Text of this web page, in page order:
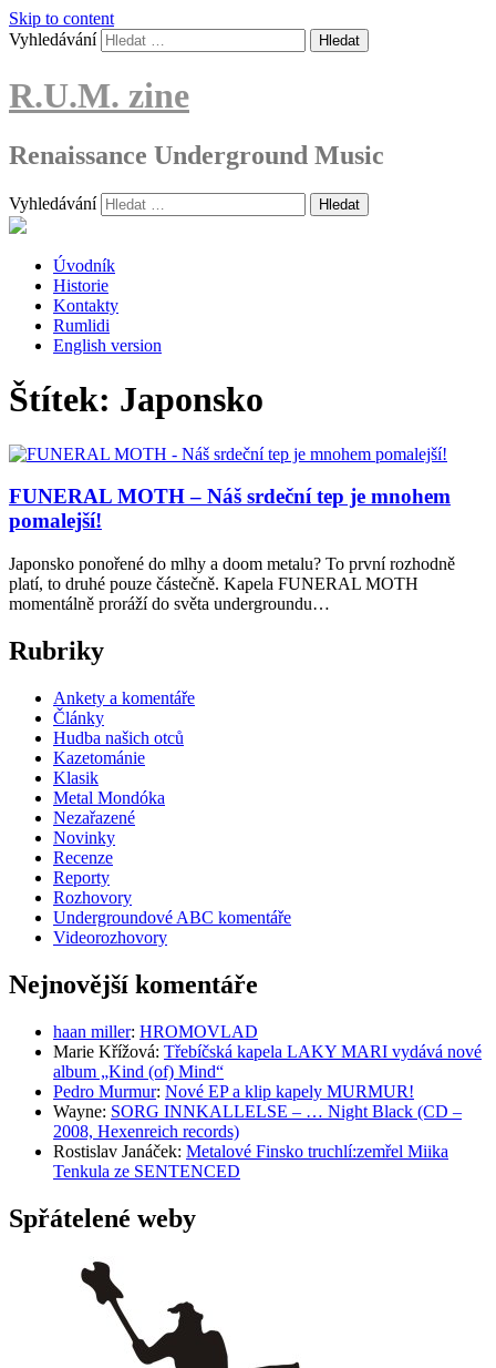
Skip to content
Vyhledávání
R.U.M. zine
Renaissance Underground Music
Vyhledávání
Úvodník
Historie
Kontakty
Rumlidi
English version
Štítek: Japonsko
FUNERAL MOTH – Náš srdeční tep je mnohem
pomalejší!
Japonsko ponořené do mlhy a doom metalu? To první rozhodně
platí, to druhé pouze částečně. Kapela FUNERAL MOTH
momentálně proráží do světa undergroundu…
Rubriky
Ankety a komentáře
Články
Hudba našich otců
Kazetománie
Klasik
Metal Mondóka
Nezařazené
Novinky
Recenze
Reporty
Rozhovory
Undergroundové ABC komentáře
Videorozhovory
Nejnovější komentáře
haan miller: HROMOVLAD
Marie Křížová: Třebíčská kapela LAKY MARI vydává nové
album „Kind (of) Mind“
Pedro Murmur: Nové EP a klip kapely MURMUR!
Wayne: SORG INNKALLELSE – … Night Black (CD –
2008, Hexenreich records)
Rostislav Janáček: Metalové Finsko truchlí:zemřel Miika
Tenkula ze SENTENCED
Spřátelené weby